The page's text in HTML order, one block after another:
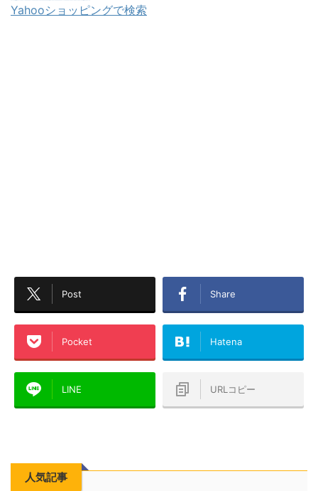
Yahooショッピングで検索
Post Share
Pocket Hatena
LINE URLコピー
人気記事